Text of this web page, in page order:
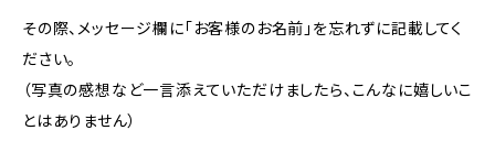
その際、メッセージ欄に「お客様のお名前」を忘れずに記載してく
ださい。
（写真の感想など一言添えていただけましたら、こんなに嬉しいこ
とはありません）